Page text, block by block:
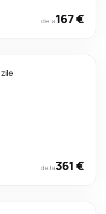
de la167 €
de la361 €